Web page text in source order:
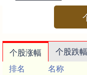
个股涨幅 个股跌幅
排名
名称